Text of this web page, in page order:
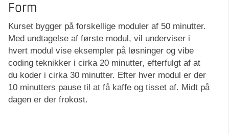
Form
Kurset bygger på forskellige moduler af 50 minutter.
Med undtagelse af første modul, vil underviser i
hvert modul vise eksempler på løsninger og vibe
coding teknikker i cirka 20 minutter, efterfulgt af at
du koder i cirka 30 minutter. Efter hver modul er der
10 minutters pause til at få kaffe og tisset af. Midt på
dagen er der frokost.